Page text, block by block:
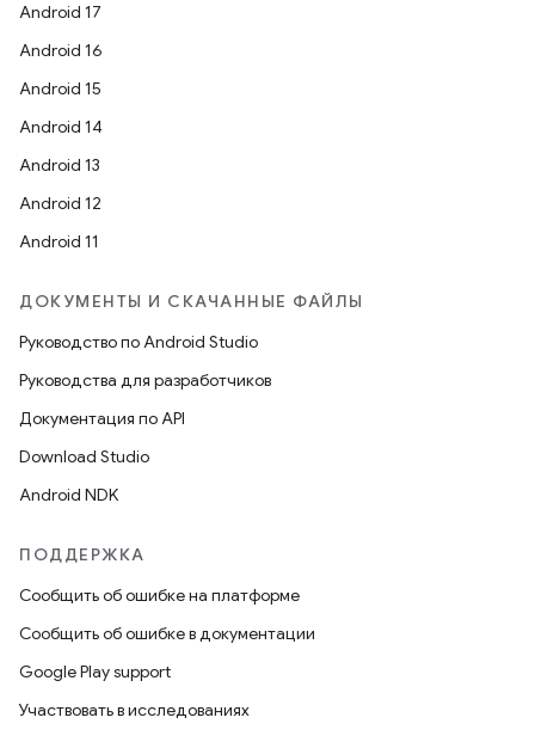
Android 17
Android 16
Android 15
Android 14
Android 13
Android 12
Android 11
ДОКУМЕНТЫ И СКАЧАННЫЕ ФАЙЛЫ
Руководство по Android Studio
Руководства для разработчиков
Документация по API
Download Studio
Android NDK
ПОДДЕРЖКА
Сообщить об ошибке на платформе
Сообщить об ошибке в документации
Google Play support
Участвовать в исследованиях